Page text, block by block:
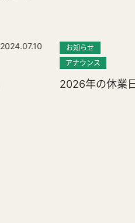
2024.07.10
お知らせ
アナウンス
2026年の休業